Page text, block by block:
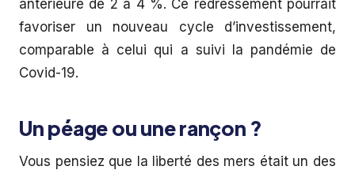
antérieure de 2 à 4 %. Ce redressement pourrait
favoriser un nouveau cycle d’investissement,
comparable à celui qui a suivi la pandémie de
Covid-19.
Un péage ou une rançon ?
Vous pensiez que la liberté des mers était un des